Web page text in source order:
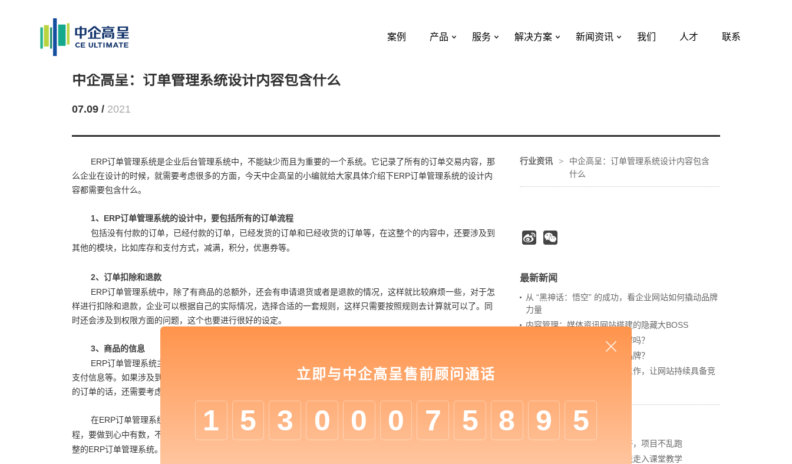
案例 产品 服务 解决方案 新闻资讯 我们 人才 联系
中企高呈：订单管理系统设计内容包含什么
07.09 / 2021
ERP订单管理系统是企业后台管理系统中，不能缺少而且为重要的一个系统。它记录了所有的订单交易内容，那
么企业在设计的时候，就需要考虑很多的方面，今天中企高呈的小编就给大家具体介绍下ERP订单管理系统的设计内
容都需要包含什么。
1、ERP订单管理系统的设计中，要包括所有的订单流程
包括没有付款的订单，已经付款的订单，已经发货的订单和已经收货的订单等，在这整个的内容中，还要涉及到
其他的模块，比如库存和支付方式，减满，积分，优惠券等。
2、订单扣除和退款
ERP订单管理系统中，除了有商品的总额外，还会有申请退货或者是退款的情况，这样就比较麻烦一些，对于怎
样进行扣除和退款，企业可以根据自己的实际情况，选择合适的一套规则，这样只需要按照规则去计算就可以了。同
时还会涉及到权限方面的问题，这个也要进行很好的设定。
3、商品的信息
ERP订单管理系统主要是对订单进行管理和监控的，从内容方面来看，还包括商品的信息，物流方面的信息以及
支付信息等。如果涉及到向经销商直接供货的话，还需要有业务操作的细节方面，不论是线上还是线下。如果是线下
的订单的话，还需要考虑订单的创建人是什么样的角色，对于不同的角色，它的订单流程也是不一样的。
在ERP订单管理系统设计的时候，企业一定要考虑好上面的这些问题，尤其是对于订单管理系统的整个操作流
程，要做到心中有数，不能出现任何的问题，要不然就不能进行成功的订单交易了，只有考虑到了各个方面，才是完
整的ERP订单管理系统。
行业资讯 >
中企高呈：订单管理系统设计内容包含
什么
最新新闻
从 “黑神话：悟空” 的成功，看企业网站如何撬动品牌
力量
内容管理：媒体资讯网站搭建的隐藏大BOSS
网站进化的终极形态，你了解吗？
如何借助设计服务打造超级品牌？
网站上线后，如何做好运营工作，让网站持续具备竞
相关新闻
定制化系统开发：需求做的好，项目不乱跑
中企高呈：智慧课堂互动系统走入课堂教学
立即与中企高呈售前顾问通话
1 5 3 0 0 0 7 5 8 9 5